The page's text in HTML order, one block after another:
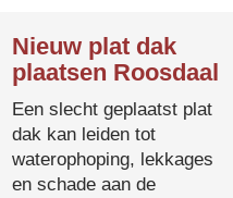
Nieuw plat dak
plaatsen Roosdaal
Een slecht geplaatst plat
dak kan leiden tot
waterophoping, lekkages
en schade aan de